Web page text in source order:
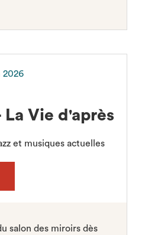
2026
La Vie d'après
et musiques actuelles
salon des miroirs dès